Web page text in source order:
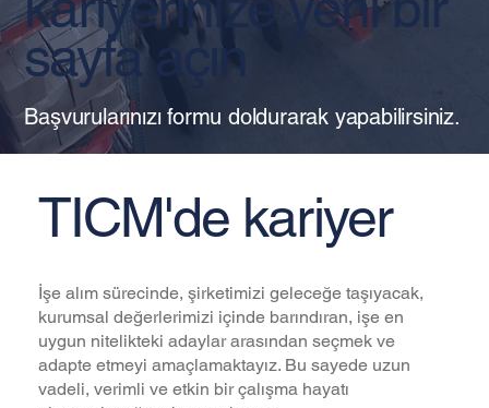
sayfa açın
Başvurularınızı formu doldurarak yapabilirsiniz.
TICM'de kariyer
İşe alım sürecinde, şirketimizi geleceğe taşıyacak,
kurumsal değerlerimizi içinde barındıran, işe en
uygun nitelikteki adaylar arasından seçmek ve
adapte etmeyi amaçlamaktayız. Bu sayede uzun
vadeli, verimli ve etkin bir çalışma hayatı